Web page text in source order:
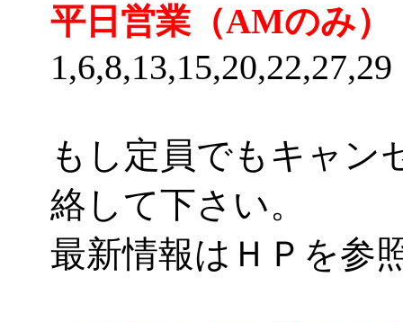
平日営業（AMのみ）
1,6,8,13,15,20,22,27,29
もし定員でもキャン
絡して下さい。
最新情報はＨＰを参